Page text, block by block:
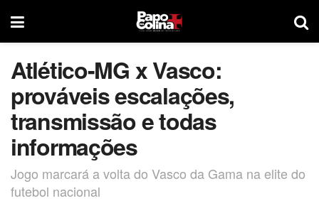
Atlético-MG x Vasco:
prováveis escalações,
transmissão e todas
informações
Jogo marcará a volta do Vasco da Gama na elite do
futebol nacional